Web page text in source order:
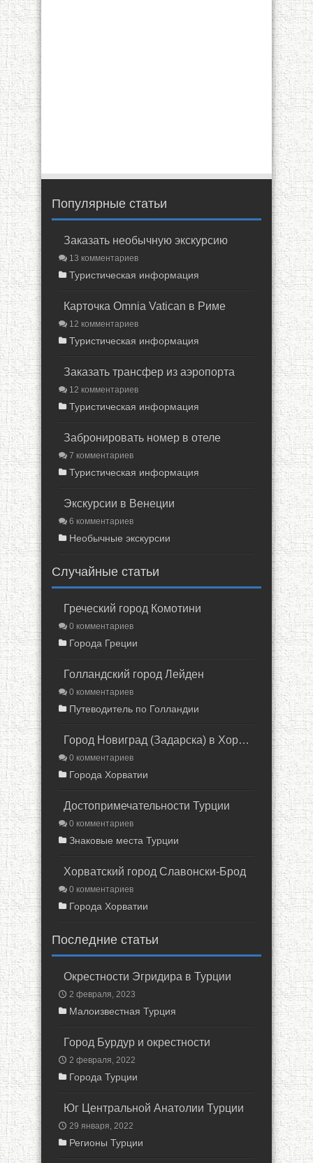
Популярные статьи
Заказать необычную экскурсию
13 комментариев
Туристическая информация
Карточка Omnia Vatican в Риме
12 комментариев
Туристическая информация
Заказать трансфер из аэропорта
12 комментариев
Туристическая информация
Забронировать номер в отеле
7 комментариев
Туристическая информация
Экскурсии в Венеции
6 комментариев
Необычные экскурсии
Случайные статьи
Греческий город Комотини
0 комментариев
Города Греции
Голландский город Лейден
0 комментариев
Путеводитель по Голландии
Город Новиград (Задарcка) в Хорватии
0 комментариев
Города Хорватии
Достопримечательности Турции
0 комментариев
Знаковые места Турции
Хорватский город Славонски-Брод
0 комментариев
Города Хорватии
Последние статьи
Окрестности Эгридира в Турции
2 февраля, 2023
Малоизвестная Турция
Город Бурдур и окрестности
2 февраля, 2022
Города Турции
Юг Центральной Анатолии Турции
29 января, 2022
Регионы Турции